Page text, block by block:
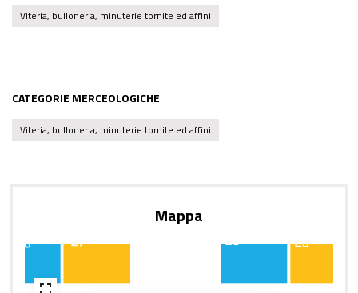
Viteria, bulloneria, minuterie tornite ed affini
CATEGORIE MERCEOLOGICHE
Viteria, bulloneria, minuterie tornite ed affini
Mappa